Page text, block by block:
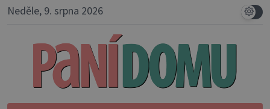
Neděle, 9. srpna 2026